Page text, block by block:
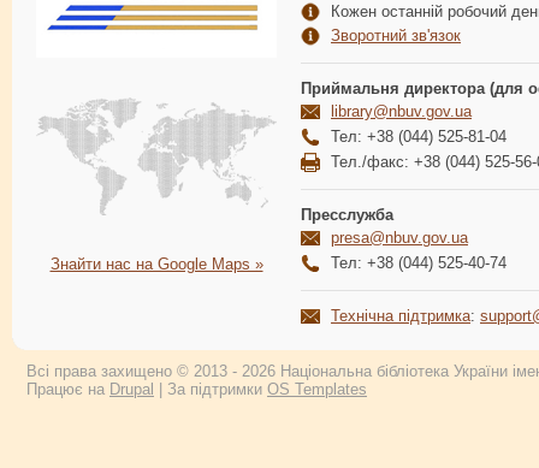
Знайти нас на Google Maps »
Кожен останній робочий
Зворотний зв'язок
Приймальня директора (для
library@nbuv.gov.ua
Тел: +38 (044) 525-81-04
Тел./факс: +38 (044) 525-56-
Пресслужба
presa@nbuv.gov.ua
Тел: +38 (044) 525-40-74
Технічна підтримка:
Всі права захищено © 2013 - 2026 Національна бібліотека України
Працює на Drupal | За підтримки OS Templates